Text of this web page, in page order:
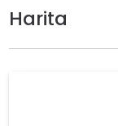
Harita